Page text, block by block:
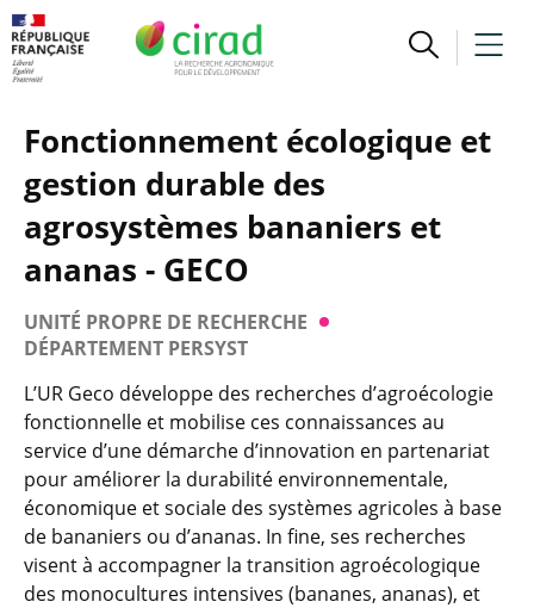
Fonctionnement écologique et
gestion durable des
agrosystèmes bananiers et
ananas - GECO
UNITÉ PROPRE DE RECHERCHE
DÉPARTEMENT PERSYST
L’UR Geco développe des recherches d’agroécologie
fonctionnelle et mobilise ces connaissances au
service d’une démarche d’innovation en partenariat
pour améliorer la durabilité environnementale,
économique et sociale des systèmes agricoles à base
de bananiers ou d’ananas. In fine, ses recherches
visent à accompagner la transition agroécologique
des monocultures intensives (bananes, ananas), et